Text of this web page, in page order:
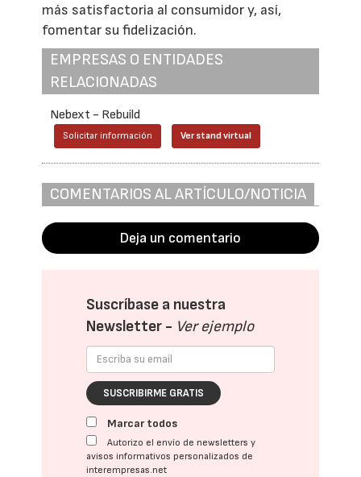
más satisfactoria al consumidor y, así,
fomentar su fidelización.
EMPRESAS O ENTIDADES
RELACIONADAS
Nebext - Rebuild
Solicitar información Ver stand virtual
COMENTARIOS AL ARTÍCULO/NOTICIA
Deja un comentario
Suscríbase a nuestra
Newsletter - Ver ejemplo
SUSCRIBIRME GRATIS
Marcar todos
Autorizo el envío de newsletters y
avisos informativos personalizados de
interempresas.net